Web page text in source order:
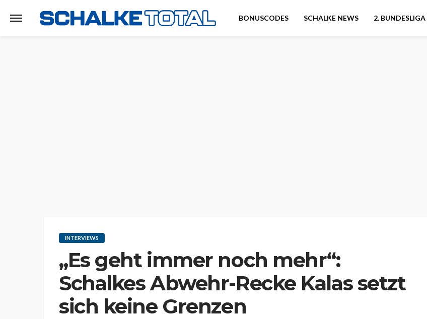
BONUSCODES SCHALKE NEWS 2. BUNDESLIGA
INTERVIEWS
„Es geht immer noch mehr“:
Schalkes Abwehr-Recke Kalas setzt
sich keine Grenzen